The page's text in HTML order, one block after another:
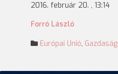
2016. február 20. , 13:14
Forró László
Európai Unió, Gazdaság